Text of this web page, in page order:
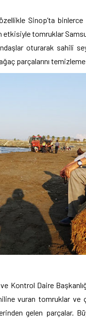
Sinop’ta
etkisiyle tomruklar
oturarak sahili
parçalarını temizleme
Kontrol Daire
vuran tomruklar ve
gelen parçalar.